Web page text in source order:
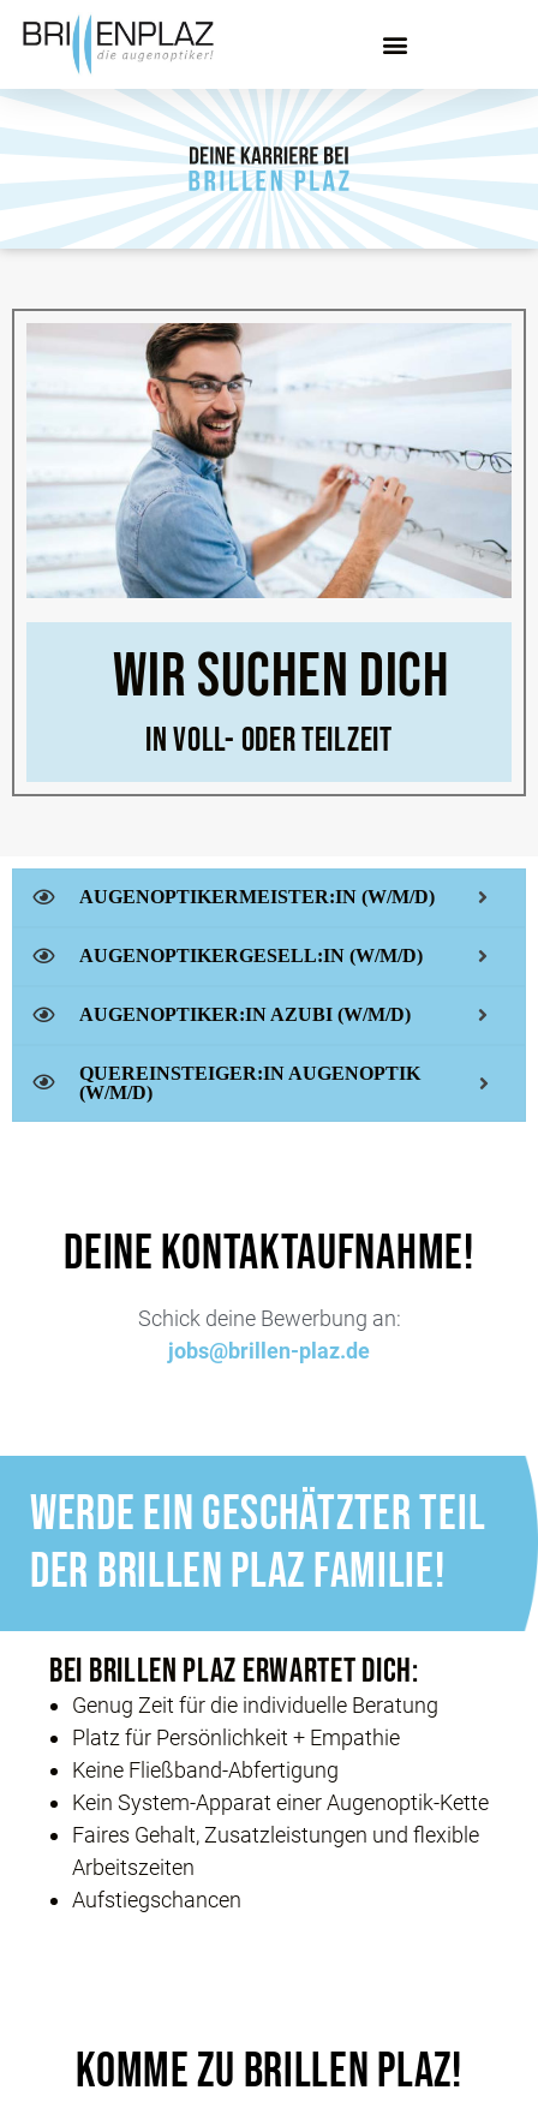
WIR SUCHEN DICH
IN VOLL- ODER TEILZEIT
AUGENOPTIKERMEISTER:IN (W/M/D)
AUGENOPTIKERGESELL:IN (W/M/D)
AUGENOPTIKER:IN AZUBI (W/M/D)
QUEREINSTEIGER:IN AUGENOPTIK
(W/M/D)
DEINE KONTAKTAUFNAHME!
Schick deine Bewerbung an:
jobs@brillen-plaz.de
WERDE EIN GESCHÄTZTER TEIL
DER BRILLEN PLAZ FAMILIE!
BEI BRILLEN PLAZ ERWARTET DICH:
Genug Zeit für die individuelle Beratung
Platz für Persönlichkeit + Empathie
Keine Fließband-Abfertigung
Kein System-Apparat einer Augenoptik-Kette
Faires Gehalt, Zusatzleistungen und flexible
Arbeitszeiten
Aufstiegschancen
KOMME ZU BRILLEN PLAZ!